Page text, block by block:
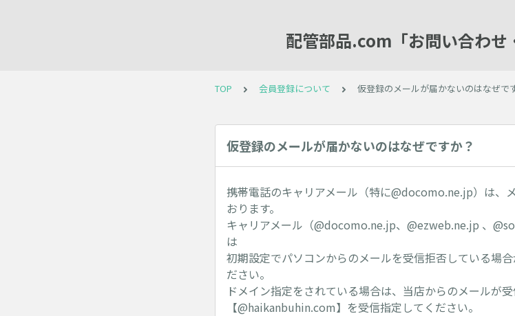
配管部品.com「お問い合わせ
TOP 会員登録について 仮登録のメールが届かないのはなぜで
仮登録のメールが届かないのはなぜですか？
携帯電話のキャリアメール（特に@docomo.ne.jp）は、
おります。
キャリアメール（@docomo.ne.jp、@ezweb.ne.jp 、
は
初期設定でパソコンからのメールを受信拒否している場
ださい。
ドメイン指定をされている場合は、当店からのメールが
【@haikanbuhin.com】を受信指定してください。